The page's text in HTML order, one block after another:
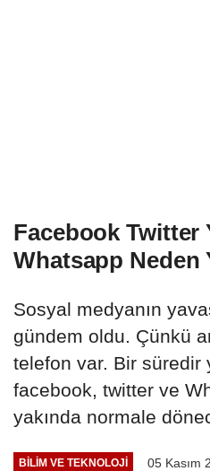
Facebook Twitter
Whatsapp Neden
Sosyal medyanın
gündem oldu. Çünkü
telefon var. Bir süredir
facebook, twitter ve
yakında normale
BILIM VE TEKNOLOJI 05 Kasım